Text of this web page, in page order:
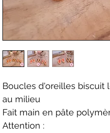
Boucles d'oreilles biscuit
au milieu
Fait main en pâte
Attention :